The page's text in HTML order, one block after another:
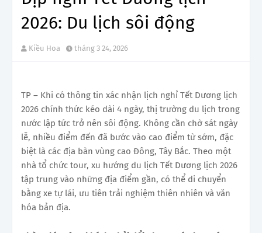
2026: Du lịch sôi động
Kiều Hoa tháng 3 24, 2026
TP – Khi có thông tin xác nhận lịch nghỉ Tết Dương lịch
2026 chính thức kéo dài 4 ngày, thị trường du lịch trong
nước lập tức trở nên sôi động. Không cần chờ sát ngày
lễ, nhiều điểm đến đã bước vào cao điểm từ sớm, đặc
biệt là các địa bàn vùng cao Đông, Tây Bắc. Theo một
nhà tổ chức tour, xu hướng du lịch Tết Dương lịch 2026
tập trung vào những địa điểm gần, có thể di chuyển
bằng xe tự lái, ưu tiên trải nghiệm thiên nhiên và văn
hóa bản địa.